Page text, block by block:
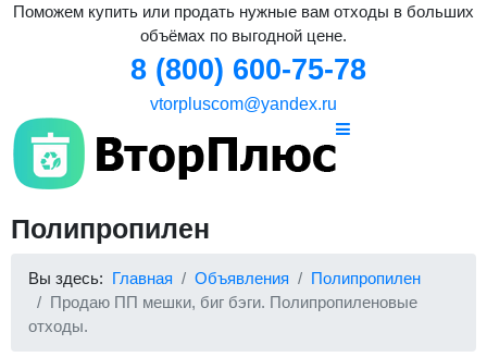
Поможем купить или продать нужные вам отходы в больших
объёмах по выгодной цене.
8 (800) 600-75-78
vtorpluscom@yandex.ru
Полипропилен
Вы здесь: Главная Объявления
Полипропилен
Продаю ПП мешки, биг бэги. Полипропиленовые
отходы.